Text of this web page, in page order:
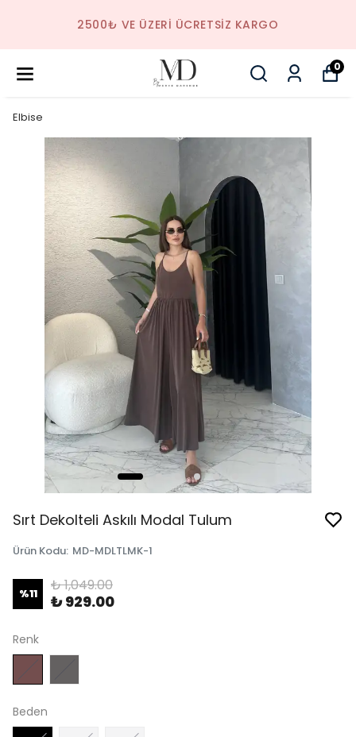
2500₺ VE ÜZERI ÜCRETSIZ KARGO
0
Elbise
Sırt Dekolteli Askılı Modal Tulum
Ürün Kodu: MD-MDLTLMK-1
%11 ₺ 1,049.00
₺ 929.00
Renk
Beden